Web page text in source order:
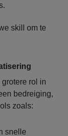
skill om te
rol in
bedreiging,
zoals:
snelle